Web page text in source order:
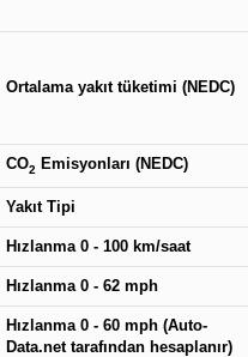
Ortalama yakıt tüketimi (NEDC)
CO2 Emisyonları (NEDC)
Yakıt Tipi
Hızlanma 0 - 100 km/saat
Hızlanma 0 - 62 mph
Hızlanma 0 - 60 mph (Auto-
Data.net tarafından hesaplanır)